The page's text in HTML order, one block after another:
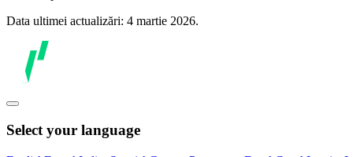
Data ultimei actualizări: 4 martie 2026.
Select your language